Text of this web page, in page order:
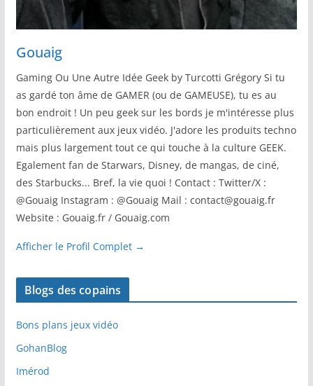
Gouaig
Gaming Ou Une Autre Idée Geek by Turcotti Grégory Si tu
as gardé ton âme de GAMER (ou de GAMEUSE), tu es au
bon endroit ! Un peu geek sur les bords je m'intéresse plus
particulièrement aux jeux vidéo. J'adore les produits techno
mais plus largement tout ce qui touche à la culture GEEK.
Egalement fan de Starwars, Disney, de mangas, de ciné,
des Starbucks... Bref, la vie quoi ! Contact : Twitter/X :
@Gouaig Instagram : @Gouaig Mail : contact@gouaig.fr
Website : Gouaig.fr / Gouaig.com
Afficher le Profil Complet →
Blogs des copains
Bons plans jeux vidéo
GohanBlog
Imérod